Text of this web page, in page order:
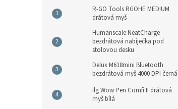
R-GO Tools RGOHE MEDIUM
drátová myš
Humanscale NeatCharge
bezdrátová nabíječka pod
stolovou desku
Delux M618mini Bluetooth
bezdrátová myš 4000 DPI černá
ilg Wow Pen Comfi II drátová
myš bílá